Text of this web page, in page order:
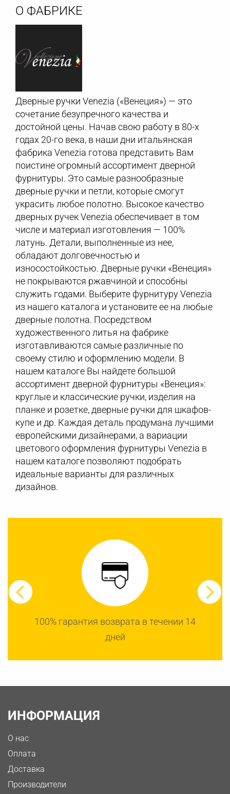
О ФАБРИКЕ
Дверные ручки Venezia («Венеция») — это
сочетание безупречного качества и
достойной цены. Начав свою работу в 80-х
годах 20-го века, в наши дни итальянская
фабрика Venezia готова представить Вам
поистине огромный ассортимент дверной
фурнитуры. Это самые разнообразные
дверные ручки и петли, которые смогут
украсить любое полотно. Высокое качество
дверных ручек Venezia обеспечивает в том
числе и материал изготовления — 100%
латунь. Детали, выполненные из нее,
обладают долговечностью и
износостойкостью. Дверные ручки «Венеция»
не покрываются ржавчиной и способны
служить годами. Выберите фурнитуру Venezia
из нашего каталога и установите ее на любые
дверные полотна. Посредством
художественного литья на фабрике
изготавливаются самые различные по
своему стилю и оформлению модели. В
нашем каталоге Вы найдете большой
ассортимент дверной фурнитуры «Венеция»:
круглые и классические ручки, изделия на
планке и розетке, дверные ручки для шкафов-
купе и др. Каждая деталь продумана лучшими
европейскими дизайнерами, а вариации
цветового оформления фурнитуры Venezia в
нашем каталоге позволяют подобрать
идеальные варианты для различных
дизайнов.
100% гарантия возврата в течении 14
дней
ИНФОРМАЦИЯ
О нас
Оплата
Доставка
Производители